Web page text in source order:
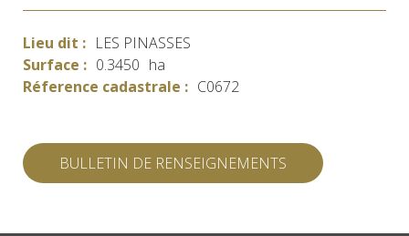
Lieu dit : LES PINASSES
Surface : 0.3450 ha
Réference cadastrale : C0672
BULLETIN DE RENSEIGNEMENTS